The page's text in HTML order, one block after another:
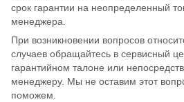
срок гарантии на неопределенный
менеджера.
При возникновении вопросов
случаев обращайтесь в сервисный
гарантийном талоне или
менеджеру. Мы не оставим этот
поможем.